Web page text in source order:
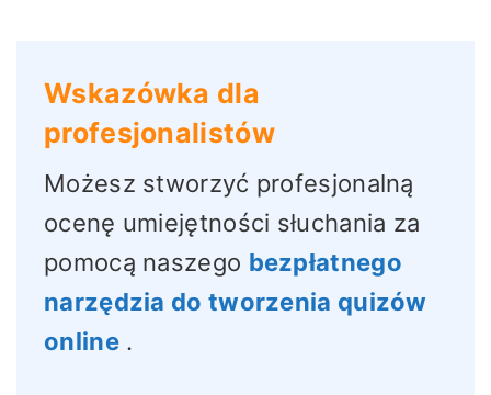
Wskazówka dla
profesjonalistów
Możesz stworzyć profesjonalną
ocenę umiejętności słuchania za
pomocą naszego bezpłatnego
narzędzia do tworzenia quizów
online.